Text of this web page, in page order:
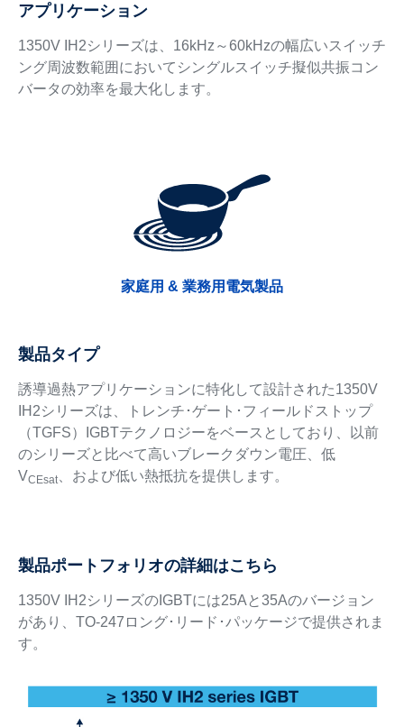
アプリケーション
1350V IH2シリーズは、16kHz～60kHzの幅広いスイッチ
ング周波数範囲においてシングルスイッチ擬似共振コン
バータの効率を最大化します。
家庭用 & 業務用電気製品
製品タイプ
誘導過熱アプリケーションに特化して設計された1350V
IH2シリーズは、トレンチ･ゲート･フィールドストップ
（TGFS）IGBTテクノロジーをベースとしており、以前
のシリーズと比べて高いブレークダウン電圧、低
VCEsat、および低い熱抵抗を提供します。
製品ポートフォリオの詳細はこちら
1350V IH2シリーズのIGBTには25Aと35Aのバージョン
があり、TO-247ロング･リード･パッケージで提供されま
す。